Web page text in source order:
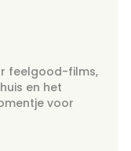
feelgood-films,
en het
voor